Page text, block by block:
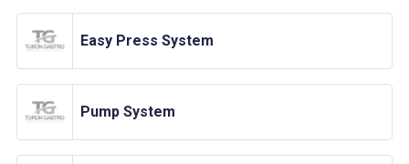
Easy Press System
Pump System